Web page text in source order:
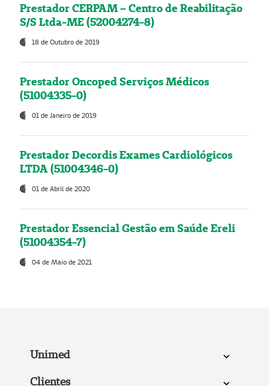
Prestador CERPAM – Centro de Reabilitação
S/S Ltda-ME (52004274-8)
18 de Outubro de 2019
Prestador Oncoped Serviços Médicos
(51004335-0)
01 de Janeiro de 2019
Prestador Decordis Exames Cardiológicos
LTDA (51004346-0)
01 de Abril de 2020
Prestador Essencial Gestão em Saúde Ereli
(51004354-7)
04 de Maio de 2021
Unimed
Clientes